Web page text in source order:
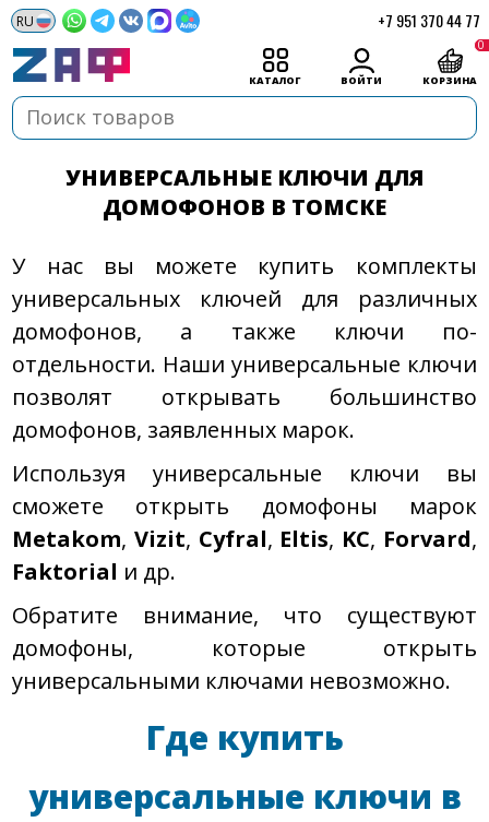
+7 951 370 44 77
КАТАЛОГ ВОЙТИ КОРЗИНА
0
УНИВЕРСАЛЬНЫЕ КЛЮЧИ ДЛЯ
ДОМОФОНОВ В ТОМСКЕ
У нас вы можете купить комплекты
универсальных ключей для различных
домофонов, а также ключи по-
отдельности. Наши универсальные ключи
позволят открывать большинство
домофонов, заявленных марок.
Используя универсальные ключи вы
сможете открыть домофоны марок
Metakom, Vizit, Cyfral, Eltis, KC, Forvard,
Faktorial и др.
Обратите внимание, что существуют
домофоны, которые открыть
универсальными ключами невозможно.
Где купить
универсальные ключи в